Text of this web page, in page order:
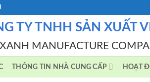
TY TNHH SẢN XUẤT
MANUFACTURE
THÔNG TIN NHÀ CUNG CẤP HOẠT